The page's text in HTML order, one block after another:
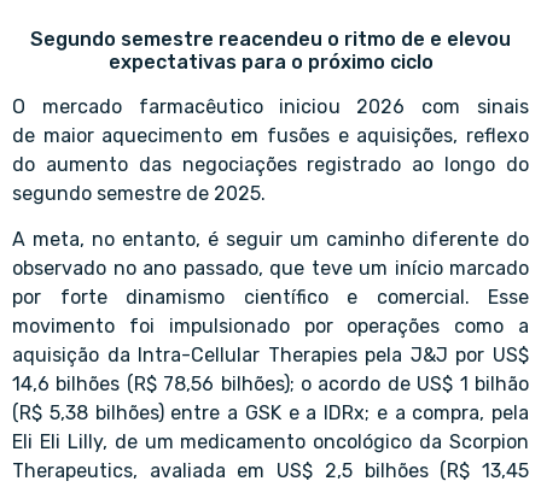
Segundo semestre reacendeu o ritmo de e elevou
expectativas para o próximo ciclo
O mercado farmacêutico iniciou 2026 com sinais
de maior aquecimento em fusões e aquisições, reflexo
do aumento das negociações registrado ao longo do
segundo semestre de 2025.
A meta, no entanto, é seguir um caminho diferente do
observado no ano passado, que teve um início marcado
por forte dinamismo científico e comercial. Esse
movimento foi impulsionado por operações como a
aquisição da Intra-Cellular Therapies pela J&J por US$
14,6 bilhões (R$ 78,56 bilhões); o acordo de US$ 1 bilhão
(R$ 5,38 bilhões) entre a GSK e a IDRx; e a compra, pela
Eli Eli Lilly, de um medicamento oncológico da Scorpion
Therapeutics, avaliada em US$ 2,5 bilhões (R$ 13,45